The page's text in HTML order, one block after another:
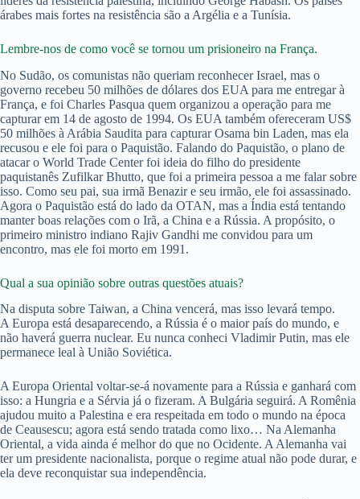
árabes mais fortes na resistência são a Argélia e a Tunísia.
Lembre-nos de como você se tornou um prisioneiro na França.
No Sudão, os comunistas não queriam reconhecer Israel, mas o
governo recebeu 50 milhões de dólares dos EUA para me entregar à
França, e foi Charles Pasqua quem organizou a operação para me
capturar em 14 de agosto de 1994. Os EUA também ofereceram US$
50 milhões à Arábia Saudita para capturar Osama bin Laden, mas ela
recusou e ele foi para o Paquistão. Falando do Paquistão, o plano de
atacar o World Trade Center foi ideia do filho do presidente
paquistanês Zufilkar Bhutto, que foi a primeira pessoa a me falar sobre
isso. Como seu pai, sua irmã Benazir e seu irmão, ele foi assassinado.
Agora o Paquistão está do lado da OTAN, mas a Índia está tentando
manter boas relações com o Irã, a China e a Rússia. A propósito, o
primeiro ministro indiano Rajiv Gandhi me convidou para um
encontro, mas ele foi morto em 1991.
Qual a sua opinião sobre outras questões atuais?
Na disputa sobre Taiwan, a China vencerá, mas isso levará tempo.
A Europa está desaparecendo, a Rússia é o maior país do mundo, e
não haverá guerra nuclear. Eu nunca conheci Vladimir Putin, mas ele
permanece leal à União Soviética.
A Europa Oriental voltar-se-á novamente para a Rússia e ganhará com
isso: a Hungria e a Sérvia já o fizeram. A Bulgária seguirá. A Romênia
ajudou muito a Palestina e era respeitada em todo o mundo na época
de Ceausescu; agora está sendo tratada como lixo… Na Alemanha
Oriental, a vida ainda é melhor do que no Ocidente. A Alemanha vai
ter um presidente nacionalista, porque o regime atual não pode durar, e
ela deve reconquistar sua independência.